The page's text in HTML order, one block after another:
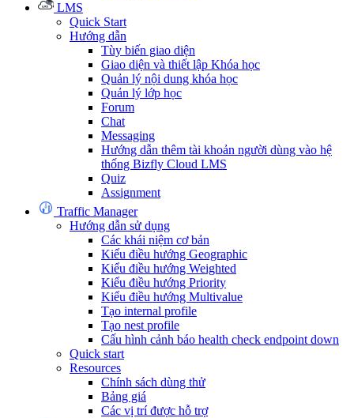
LMS
Quick Start
Hướng dẫn
Tùy biến giao diện
Giao diện và thiết lập Khóa học
Quản lý nội dung khóa học
Quản lý lớp học
Forum
Chat
Messaging
Hướng dẫn thêm tài khoản người dùng vào hệ
thống Bizfly Cloud LMS
Quiz
Assignment
Traffic Manager
Hướng dẫn sử dụng
Các khái niệm cơ bản
Kiểu điều hướng Geographic
Kiểu điều hướng Weighted
Kiểu điều hướng Priority
Kiểu điều hướng Multivalue
Tạo internal profile
Tạo nest profile
Cấu hình cảnh báo health check endpoint down
Quick start
Resources
Chính sách dùng thử
Bảng giá
Các vị trí được hỗ trợ